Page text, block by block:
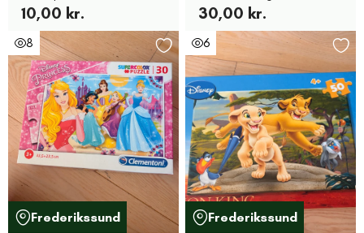
10,00 kr. 30,00 kr.
8
Frederikssund
6
Frederikssund